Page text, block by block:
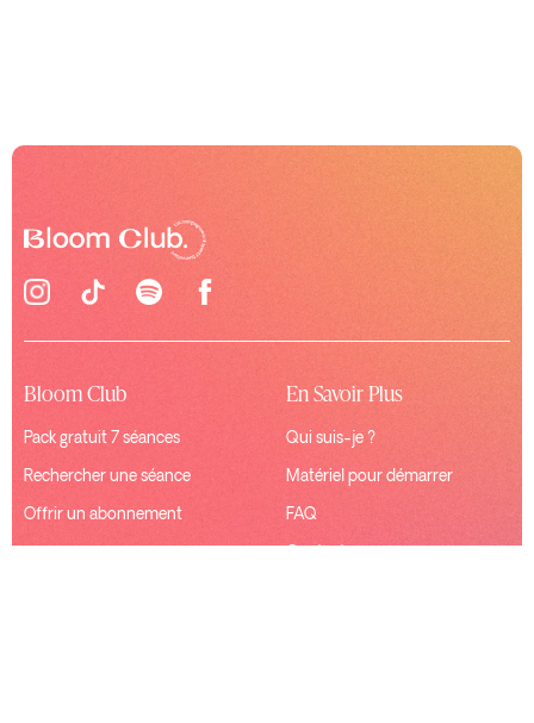
Bloom Club
Pack gratuit 7 séances
Rechercher une séance
Offrir un abonnement
En Savoir Plus
Qui suis-je ?
Matériel pour démarrer
FAQ